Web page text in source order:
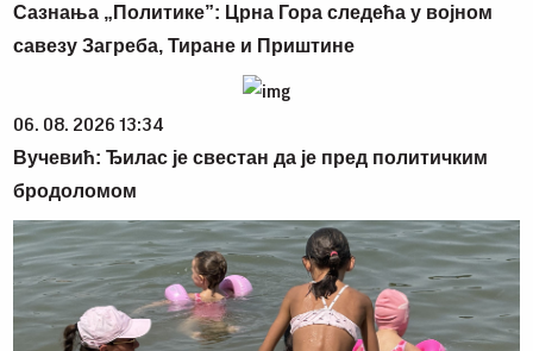
Сазнања „Политике”: Црна Гора следећа у војном
савезу Загреба, Тиране и Приштине
06. 08. 2026 13:34
Вучевић: Ђилас је свестан да је пред политичким
бродоломом